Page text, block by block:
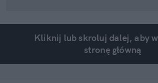
Kliknij lub skroluj dalej, aby
stronę główną